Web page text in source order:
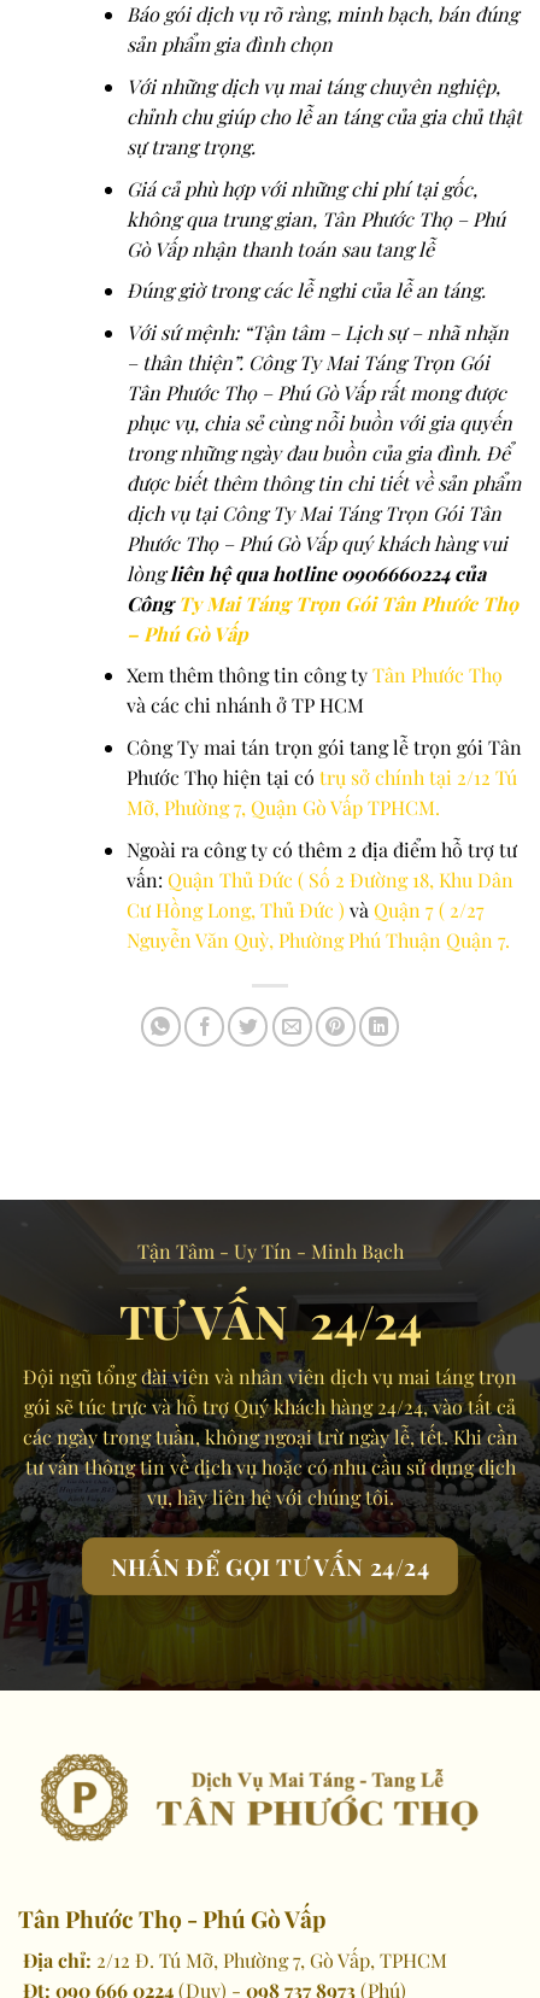
Báo gói dịch vụ rõ ràng, minh bạch, bán đúng
sản phẩm gia đình chọn
Với những dịch vụ mai táng chuyên nghiệp,
chỉnh chu giúp cho lễ an táng của gia chủ thật
sự trang trọng.
Giá cả phù hợp với những chi phí tại gốc,
không qua trung gian, Tân Phước Thọ – Phú
Gò Vấp nhận thanh toán sau tang lễ
Đúng giờ trong các lễ nghi của lễ an táng.
Với sứ mệnh: “Tận tâm – Lịch sự – nhã nhặn
– thân thiện”. Công Ty Mai Táng Trọn Gói
Tân Phước Thọ – Phú Gò Vấp rất mong được
phục vụ, chia sẻ cùng nỗi buồn với gia quyến
trong những ngày đau buồn của gia đình. Để
được biết thêm thông tin chi tiết về sản phẩm
dịch vụ tại Công Ty Mai Táng Trọn Gói Tân
Phước Thọ – Phú Gò Vấp quý khách hàng vui
lòngliên hệ qua hotline 0906660224 của
CôngTy Mai Táng Trọn Gói Tân Phước Thọ
– Phú Gò Vấp
Xem thêm thông tin công tyTân Phước Thọ
và các chi nhánh ở TP HCM
Công Ty mai tán trọn gói tang lễ trọn gói Tân
Phước Thọ hiện tại có trụ sở chính tại 2/12 Tú
Mỡ, Phường 7, Quận Gò Vấp TPHCM.
Ngoài ra công ty có thêm 2 địa điểm hỗ trợ tư
vấn: Quận Thủ Đức ( Số 2 Đường 18, Khu Dân
Cư Hồng Long, Thủ Đức ) và Quận 7 ( 2/27
Nguyễn Văn Quỳ, Phường Phú Thuận Quận 7.
Tận Tâm - Uy Tín - Minh Bạch
TƯ VẤN 24/24
Đội ngũ tổng đài viên và nhân viên dịch vụ mai táng trọn
gói sẽ túc trực và hỗ trợ Quý khách hàng 24/24, vào tất cả
các ngày trong tuần, không ngoại trừ ngày lễ, tết. Khi cần
tư vấn thông tin về dịch vụ hoặc có nhu cầu sử dụng dịch
vụ, hãy liên hệ với chúng tôi.
NHẤN ĐỂ GỌI TƯ VẤN 24/24
Tân Phước Thọ - Phú Gò Vấp
Địa chỉ: 2/12 Đ. Tú Mỡ, Phường 7, Gò Vấp, TPHCM
Đt: 090 666 0224(Duy) - 098 737 8973(Phú)